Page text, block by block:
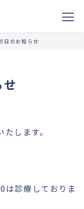
日のお知らせ
します。
診療しておりま